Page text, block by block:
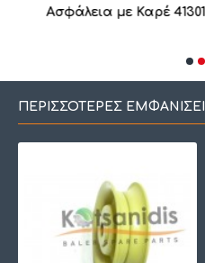
Ασφάλεια με Καρέ 4130119790
ΠΕΡΙΣΣΌΤΕΡΕΣ